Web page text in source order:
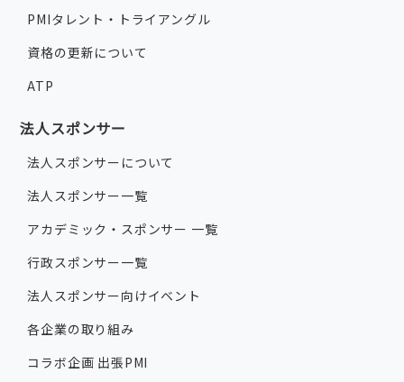
PMIタレント・トライアングル
資格の更新について
ATP
法人スポンサー
法人スポンサーについて
法人スポンサー一覧
アカデミック・スポンサー 一覧
行政スポンサー一覧
法人スポンサー向けイベント
各企業の取り組み
コラボ企画 出張PMI